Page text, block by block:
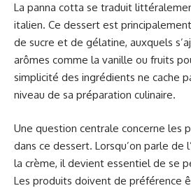
La panna cotta se traduit
italien. Ce dessert est
de sucre et de gélatine, auxquels
arômes comme la vanille ou fruits
simplicité des ingrédients ne cache
niveau de sa préparation culinaire.
Une question centrale concerne les
dans ce dessert. Lorsqu’on parle de
la crème, il devient essentiel de se
Les produits doivent de préférence